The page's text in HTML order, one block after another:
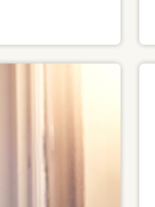
in Italia le
per uomini e
673 e 400